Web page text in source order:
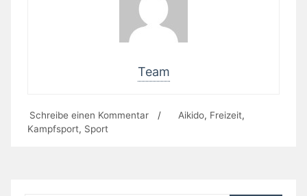
Team
Schreibe einen Kommentarzu/ Aikido, Freizeit,
Kampfsport, Sport